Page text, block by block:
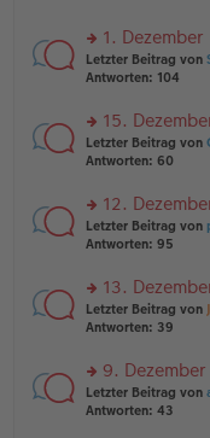
tr
a
g
e
n
er
tr
a
g
n
g
el
e
n
er
tr
a
g
rs
te
n
g
el
e
n
er
tr
a
g
1.
Letzter Beitrag von
Antworten: 104
rs
te
n
g
el
e
n
er
tr
a
g
15.
Letzter Beitrag von
Antworten: 60
rs
te
n
g
el
e
n
er
12.
Letzter Beitrag von
Antworten: 95
rs
te
n
g
el
13.
Letzter Beitrag von
Antworten: 39
rs
te
9.
Letzter Beitrag von
Antworten: 43